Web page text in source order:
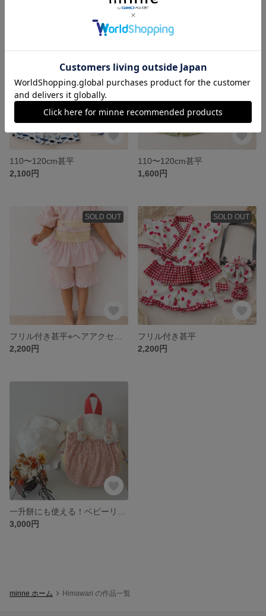
110〜120cm甚平
2,100円
110〜120cm甚平
1,600円
SOLD OUT
2,200円
SOLD OUT
フリル付き甚平
2,200円
3,000円
minne ホーム Himawari の作品一覧